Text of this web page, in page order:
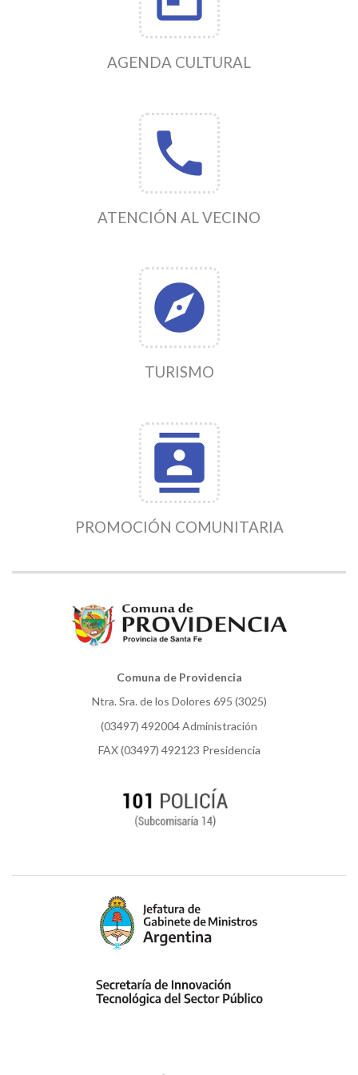
AGENDA CULTURAL
phone
ATENCIÓN AL VECINO
explore
TURISMO
contacts
PROMOCIÓN COMUNITARIA
Comuna de Providencia
Ntra. Sra. de los Dolores 695 (3025)
(03497) 492004 Administración
FAX (03497) 492123 Presidencia